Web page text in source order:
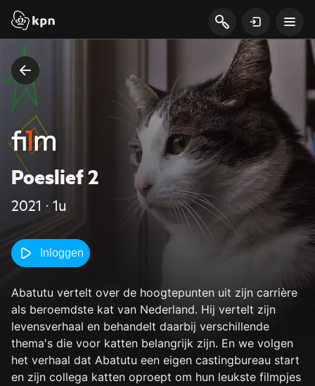
Poeslief 2
2021 ‧ 1u
Inloggen
Abatutu vertelt over de hoogtepunten uit zijn carrière
als beroemdste kat van Nederland. Hij vertelt zijn
levensverhaal en behandelt daarbij verschillende
thema's die voor katten belangrijk zijn. En we volgen
het verhaal dat Abatutu een eigen castingbureau start
en zijn collega katten oproept om hun leukste filmpjes